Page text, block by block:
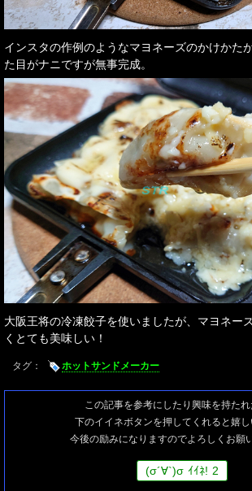
インスタの作例のようなマヨネーズのかけかた
た目がナニですが無事完成。
大阪王将の冷凍餃子を使いましたが、マヨネー
くとても美味しい！
タグ： ホットサンドメーカー
この記事を参考にしたり興味を持た
下のイイネボタンを押してくれると嬉し
今後の励みになりますのでよろしくお願
(σ´∀`)σ ｲｲﾈ! 2